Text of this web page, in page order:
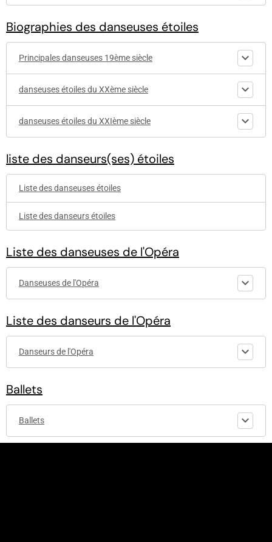
Biographies des danseuses étoiles
Principales danseuses 19ème siècle
danseuses étoiles du XXème siècle
danseuses étoiles du XXIème siècle
liste des danseurs(ses) étoiles
Liste des danseuses étoiles
Liste des danseurs étoiles
Liste des danseuses de l'Opéra
Danseuses de l'Opéra
Liste des danseurs de l'Opéra
Danseurs de l'Opéra
Ballets
Ballets